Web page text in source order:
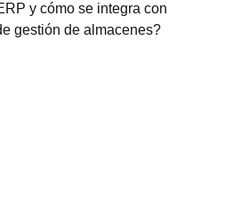
y cómo se integra con
gestión de almacenes?